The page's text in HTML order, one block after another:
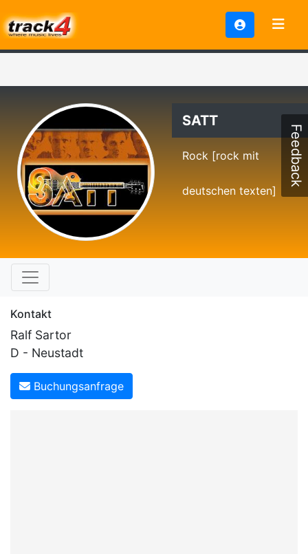
SATT
Rock [rock mit
deutschen texten]
Kontakt
Ralf Sartor
D - Neustadt
Buchungsanfrage
Feedback